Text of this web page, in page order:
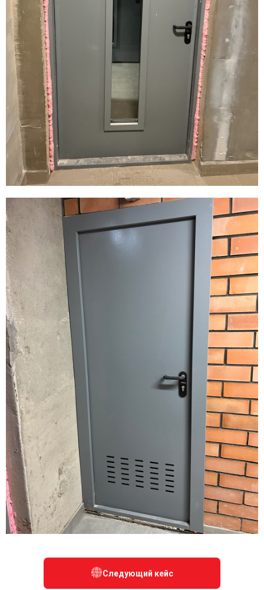
Следующий кейс